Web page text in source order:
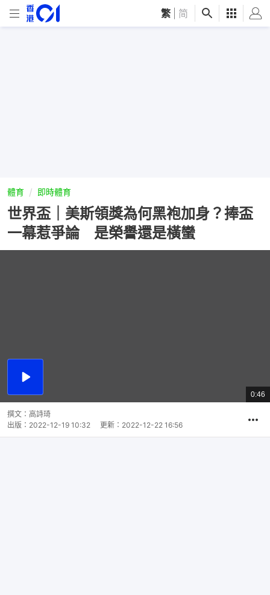
繁 简
體育 即時體育
世界盃｜美斯領獎為何黑袍加身？捧盃
一幕惹爭論 是榮譽還是橫蠻
播
總
共
0:46
撰文： 高詩琦
出版： 2022-12-19 10:32 更新： 2022-12-22 16:56